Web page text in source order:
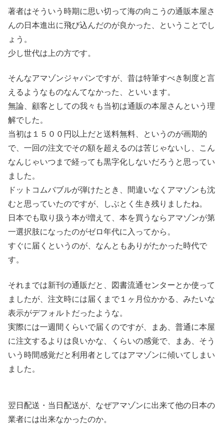
著者はそういう時期に思い切って海の向こうの通販本屋さ
んの日本進出に飛び込んだのが良かった、ということでし
ょう。
少し世代は上の方です。
そんなアマゾンジャパンですが、昔は特筆すべき制度と言
えるようなものなんてなかった、といいます。
無論、顧客としての我々も当初は通販の本屋さんという理
解でした。
当初は１５００円以上だと送料無料、というのが画期的
で、一回の注文でその額を超えるのは苦じゃないし、こん
なんじゃいつまで経っても黒字化しないだろうと思ってい
ました。
ドットコムバブルが弾けたとき、間違いなくアマゾンも沈
むと思っていたのですが、しぶとく生き残りましたね。
日本でも取り扱う本が増えて、本を買うならアマゾンが第
一選択肢になったのがゼロ年代に入ってから。
すぐに届くというのが、なんともありがたかった時代で
す。
それまでは新刊の通販だと、図書流通センターとか使って
ましたが、注文時には届くまで１ヶ月位かかる、みたいな
表示がデフォルトだったような。
実際には一週間くらいで届くのですが、まあ、普通に本屋
に注文するよりは良いかな、くらいの感覚で、まあ、そう
いう時間感覚だと利用者としてはアマゾンに傾いてしまい
ました。
翌日配送・当日配送が、なぜアマゾンに出来て他の日本の
業者には出来なかったのか。